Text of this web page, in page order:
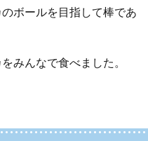
ボールを目指して棒であ
みんなで食べました。